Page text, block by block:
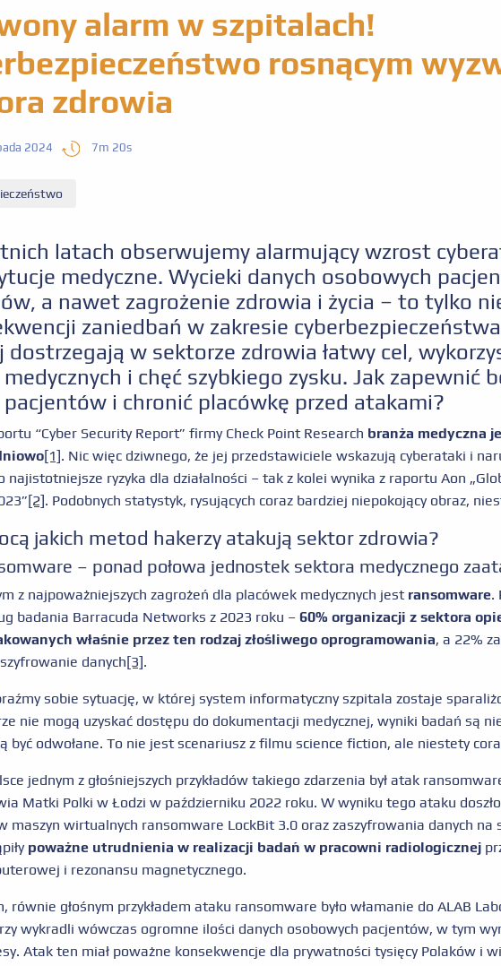
alarm w szpitalach!
rosnącym
zdrowia
2024 7m 20s
latach obserwujemy alarmujący wzrost
medyczne. Wycieki danych osobowych
a nawet zagrożenie zdrowia i życia – to tylko
zaniedbań w zakresie
dostrzegają w sektorze zdrowia łatwy cel,
i chęć szybkiego zysku. Jak zapewnić
pacjentów i chronić placówkę przed atakami?
“Cyber Security Report” firmy Check Point Research branża medyczna
[1]. Nic więc dziwnego, że jej przedstawiciele wskazują cyberataki i
najistotniejsze ryzyka dla działalności – tak z kolei wynika z raportu Aon
[2]. Podobnych statystyk, rysujących coraz bardziej niepokojący obraz,
jakich metod hakerzy atakują sektor zdrowia?
– ponad połowa jednostek sektora medycznego
z najpoważniejszych zagrożeń dla placówek medycznych jest ransomware.
badania Barracuda Networks z 2023 roku – 60% organizacji z sektora
właśnie przez ten rodzaj złośliwego oprogramowania, a 22%
danych[3].
sobie sytuację, w której system informatyczny szpitala zostaje
nie mogą uzyskać dostępu do dokumentacji medycznej, wyniki badań są
być odwołane. To nie jest scenariusz z filmu science fiction, ale niestety
jednym z głośniejszych przykładów takiego zdarzenia był atak
Matki Polki w Łodzi w październiku 2022 roku. W wyniku tego ataku
maszyn wirtualnych ransomware LockBit 3.0 oraz zaszyfrowania danych na
poważne utrudnienia w realizacji badań w pracowni radiologicznej
i rezonansu magnetycznego.
równie głośnym przykładem ataku ransomware było włamanie do ALAB
wykradli wówczas ogromne ilości danych osobowych pacjentów, w tym
Atak ten miał poważne konsekwencje dla prywatności tysięcy Polaków i